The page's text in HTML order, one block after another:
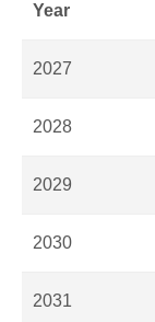
Year
2027
2028
2029
2030
2031